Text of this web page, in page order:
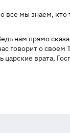
мы знаем, кто
нам прямо
говорит о своем
врата,